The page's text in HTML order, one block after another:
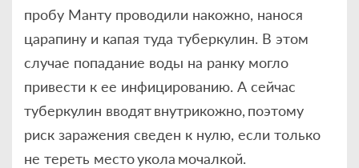
пробу Манту проводили накожно, нанося
царапину и капая туда туберкулин. В этом
случае попадание воды на ранку могло
привести к ее инфицированию. А сейчас
туберкулин вводят внутрикожно, поэтому
риск заражения сведен к нулю, если только
не тереть место укола мочалкой.